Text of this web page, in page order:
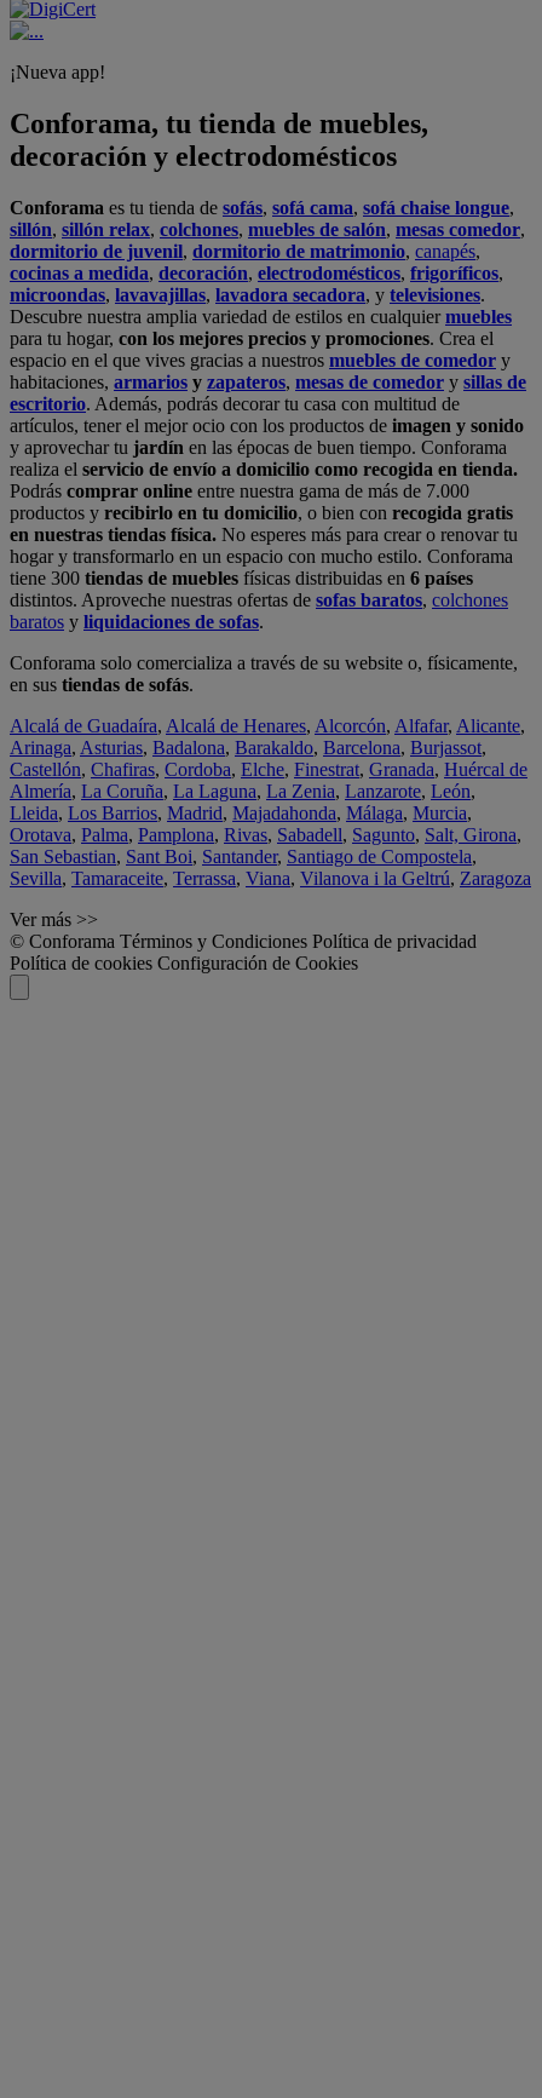
¡Nueva app!
Conforama, tu tienda de muebles,
decoración y electrodomésticos
Conforama es tu tienda de sofás, sofá cama, sofá chaise longue,
sillón, sillón relax, colchones, muebles de salón, mesas comedor,
dormitorio de juvenil, dormitorio de matrimonio, canapés,
cocinas a medida, decoración, electrodomésticos, frigoríficos,
microondas, lavavajillas, lavadora secadora, y televisiones.
Descubre nuestra amplia variedad de estilos en cualquiermuebles
para tu hogar, con los mejores precios y promociones. Crea el
espacio en el que vives gracias a nuestros muebles de comedor y
habitaciones, armarios y zapateros, mesas de comedor y sillas de
escritorio. Además, podrás decorar tu casa con multitud de
artículos, tener el mejor ocio con los productos de imagen y sonido
y aprovechar tu jardín en las épocas de buen tiempo. Conforama
realiza el servicio de envío a domicilio como recogida en tienda.
Podrás comprar online entre nuestra gama de más de 7.000
productos y recibirlo en tu domicilio, o bien con recogida gratis
en nuestras tiendas física. No esperes más para crear o renovar tu
hogar y transformarlo en un espacio con mucho estilo. Conforama
tiene 300 tiendas de muebles físicas distribuidas en 6 países
distintos. Aproveche nuestras ofertas de sofas baratos, colchones
baratos y liquidaciones de sofas.
Conforama solo comercializa a través de su website o, físicamente,
en sus tiendas de sofás.
Alcalá de Guadaíra, Alcalá de Henares, Alcorcón, Alfafar, Alicante,
Arinaga, Asturias, Badalona, Barakaldo, Barcelona, Burjassot,
Castellón, Chafiras, Cordoba, Elche, Finestrat, Granada, Huércal de
Almería, La Coruña, La Laguna, La Zenia, Lanzarote, León,
Lleida, Los Barrios, Madrid, Majadahonda, Málaga, Murcia,
Orotava, Palma, Pamplona, Rivas, Sabadell, Sagunto, Salt, Girona,
San Sebastian, Sant Boi, Santander, Santiago de Compostela,
Sevilla, Tamaraceite, Terrassa, Viana, Vilanova i la Geltrú, Zaragoza
Ver más >>
© Conforama Términos y Condiciones Política de privacidad
Política de cookies Configuración de Cookies